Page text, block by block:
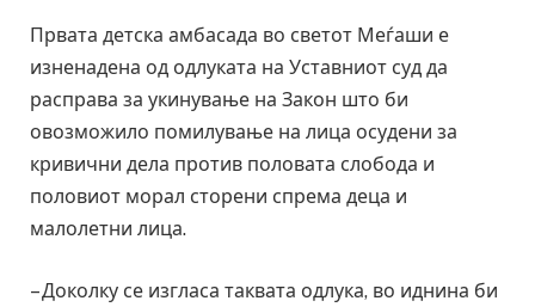
Првата детска амбасада во светот Меѓаши е
изненадена од одлуката на Уставниот суд да
расправа за укинување на Закон што би
овозможило помилување на лица осудени за
кривични дела против половата слобода и
половиот морал сторени спрема деца и
малолетни лица.
– Доколку се изгласа таквата одлука, во иднина би